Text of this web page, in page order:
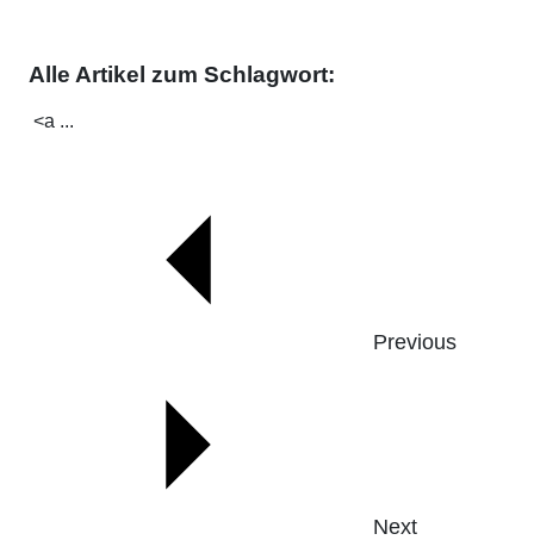
Alle Artikel zum Schlagwort:
<a ...
Previous
Next